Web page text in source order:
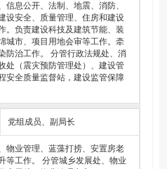
筑市场和建设行业。拟订区域建筑
、规章制度并监督执行。制定规范
务机构行为的规章制度并监督实
建设。负责建筑工程项目招投标
管理。负责消防设计审查验收工
量安全监管。制定工程建设质量、
规章制度，指导工程建设质量监
。审核推荐市级、省级、国家级
及震灾防御监督管理。组织编制
信息公开、法制、地震、消防、
设安全、质量管理、住房和建设
。负责建设科技及建筑节能、装
城市、项目用地会审等工作。牵
防治工作。 分管行政法规处、消
处（震灾预防管理处）、建设管
安全质量监督站，建设监管保障
党组成员、副局长
物业管理、蓝藻打捞、安置房老
等工作。 分管城乡发展处、物业